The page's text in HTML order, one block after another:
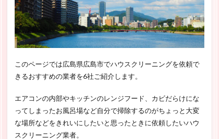
このページでは広島県広島市でハウスクリーニングを依頼で
きるおすすめの業者を6社ご紹介します。
エアコンの内部やキッチンのレンジフード、カビだらけにな
ってしまったお風呂場など自分で掃除するのがちょっと大変
な場所などをきれいにしたいと思ったときに依頼したいハウ
スクリーニング業者。